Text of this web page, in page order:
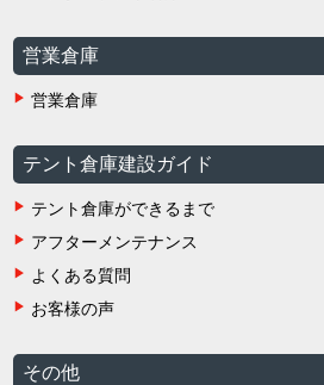
営業倉庫
営業倉庫
テント倉庫建設ガイド
テント倉庫ができるまで
アフターメンテナンス
よくある質問
お客様の声
その他